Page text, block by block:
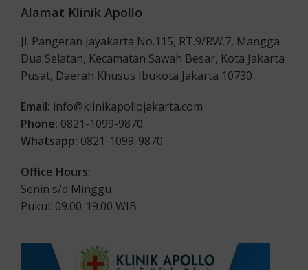
Alamat Klinik Apollo
Jl. Pangeran Jayakarta No.115, RT.9/RW.7, Mangga
Dua Selatan, Kecamatan Sawah Besar, Kota Jakarta
Pusat, Daerah Khusus Ibukota Jakarta 10730
Email: info@klinikapollojakarta.com
Phone: 0821-1099-9870
Whatsapp: 0821-1099-9870
Office Hours:
Senin s/d Minggu
Pukul: 09.00-19.00 WIB